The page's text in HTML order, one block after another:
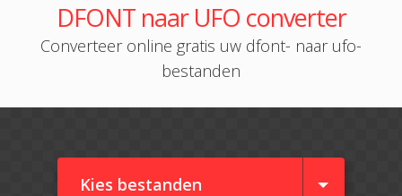
DFONT naar UFO converter
Converteer online gratis uw dfont- naar ufo-
bestanden
Kies bestanden